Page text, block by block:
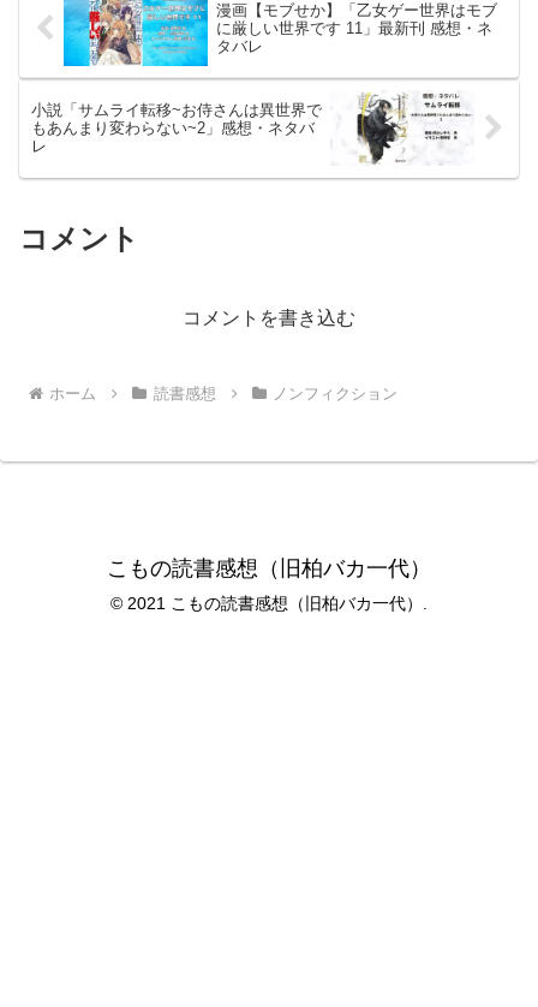
漫画【モブせか】「乙女ゲー世界はモブ
に厳しい世界です 11」最新刊 感想・ネ
タバレ
小説「サムライ転移~お侍さんは異世界で
もあんまり変わらない~2」感想・ネタバ
レ
コメント
コメントを書き込む
ホーム 読書感想 ノンフィクション
こもの読書感想（旧柏バカ一代）
© 2021 こもの読書感想（旧柏バカ一代）.